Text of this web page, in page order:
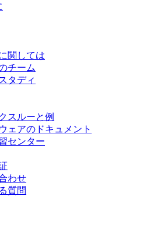
関しては
チーム
タディ
スルーと例
ェアのドキュメント
センター
わせ
質問